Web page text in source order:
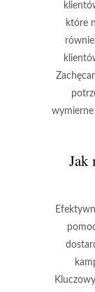
które
Jak